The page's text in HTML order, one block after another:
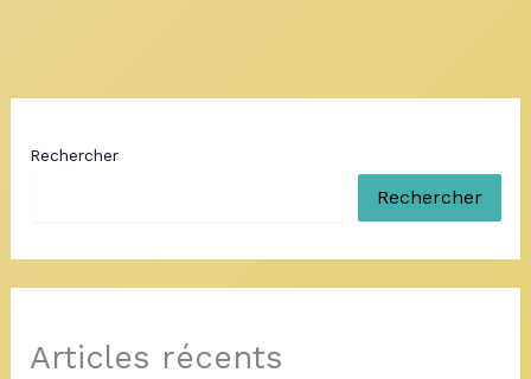
Rechercher
Rechercher
Articles récents